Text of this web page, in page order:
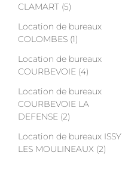
CLAMART (5)
Location de bureaux
COLOMBES (1)
Location de bureaux
COURBEVOIE (4)
Location de bureaux
COURBEVOIE LA
DEFENSE (2)
Location de bureaux ISSY
LES MOULINEAUX (2)